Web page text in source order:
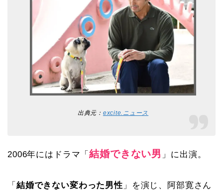
出典元： excite.ニュース
2006年にはドラマ「結婚できない男 」に出演。
「 結婚できない変わった男性 」を演じ、阿部寛さん